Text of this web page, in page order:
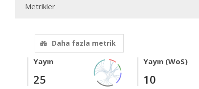
Metrikler
Daha fazla metrik
Yayın
25
Yayın (WoS)
10